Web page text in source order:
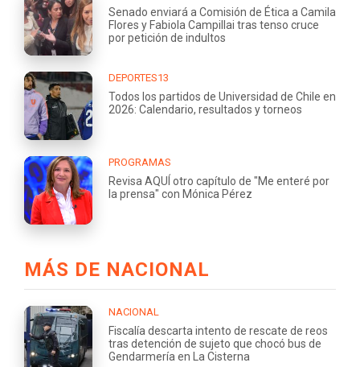
Senado enviará a Comisión de Ética a Camila
Flores y Fabiola Campillai tras tenso cruce
por petición de indultos
DEPORTES13
Todos los partidos de Universidad de Chile en
2026: Calendario, resultados y torneos
PROGRAMAS
Revisa AQUÍ otro capítulo de "Me enteré por
la prensa" con Mónica Pérez
MÁS DE NACIONAL
NACIONAL
Fiscalía descarta intento de rescate de reos
tras detención de sujeto que chocó bus de
Gendarmería en La Cisterna